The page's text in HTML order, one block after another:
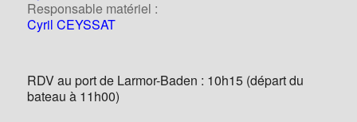
Responsable matériel :
Cyril CEYSSAT
RDV au port de Larmor-Baden : 10h15 (départ du
bateau à 11h00)